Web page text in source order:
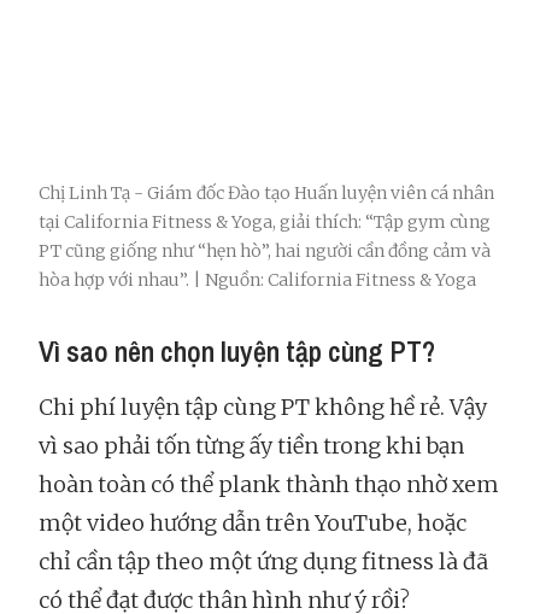
Chị Linh Tạ - Giám đốc Đào tạo Huấn luyện viên cá nhân
tại California Fitness & Yoga, giải thích: “Tập gym cùng
PT cũng giống như “hẹn hò”, hai người cần đồng cảm và
hòa hợp với nhau”. | Nguồn: California Fitness & Yoga
Vì sao nên chọn luyện tập cùng PT?
Chi phí luyện tập cùng PT không hề rẻ. Vậy
vì sao phải tốn từng ấy tiền trong khi bạn
hoàn toàn có thể plank thành thạo nhờ xem
một video hướng dẫn trên YouTube, hoặc
chỉ cần tập theo một ứng dụng fitness là đã
có thể đạt được thân hình như ý rồi?